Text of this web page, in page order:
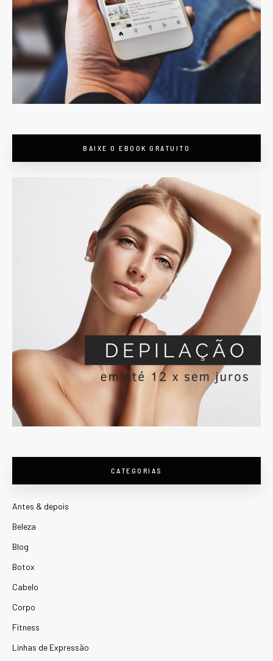
BAIXE O EBOOK GRATUITO
CATEGORIAS
Antes & depois
Beleza
Blog
Botox
Cabelo
Corpo
Fitness
Linhas de Expressão